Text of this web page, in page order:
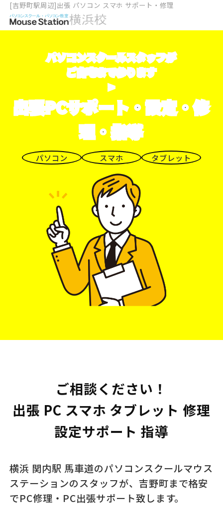
[吉野町駅周辺]出張 パソコン スマホ サポート・修理
パソコンスクールスタッフが
ご自宅まで参ります
>
出張PCサポート・設定・修
理・指導
パソコン スマホ タブレット
ご相談ください！
出張 PC スマホ タブレット 修理
設定サポート 指導
横浜 関内駅 馬車道のパソコンスクールマウス
ステーションのスタッフが、 吉野町まで格安
でPC修理・PC出張サポート致します。